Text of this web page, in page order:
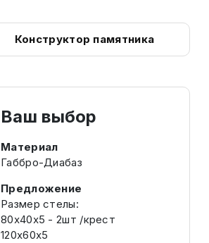
Конструктор памятника
Ваш выбор
Материал
Габбро-Диабаз
Предложение
Размер стелы:
80х40х5 - 2шт /крест
120х60х5